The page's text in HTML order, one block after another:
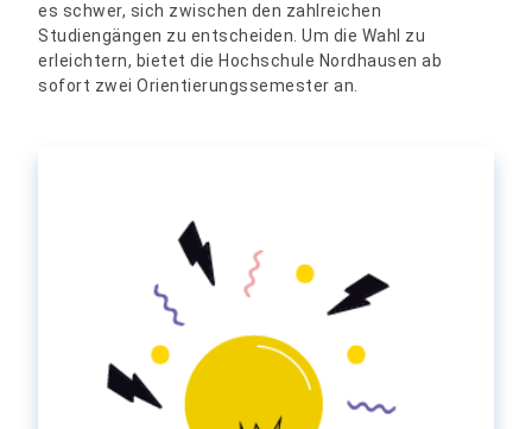
es schwer, sich zwischen den zahlreichen
Studiengängen zu entscheiden. Um die Wahl zu
erleichtern, bietet die Hochschule Nordhausen ab
sofort zwei Orientierungssemester an.